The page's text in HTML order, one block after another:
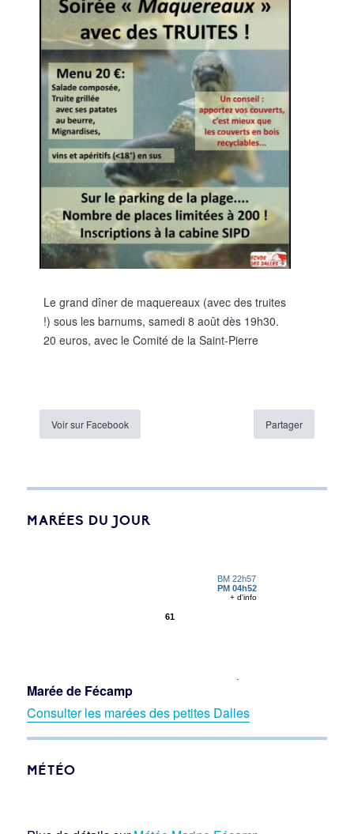
Le grand dîner de maquereaux (avec des truites
!) sous les barnums, samedi 8 août dès 19h30.
20 euros, avec le Comité de la Saint-Pierre
Voir sur Facebook Partager
MARÉES DU JOUR
Marée de Fécamp
Consulter les marées des petites Dalles
MÉTÉO